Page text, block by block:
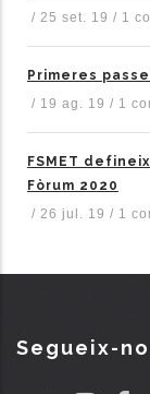
/ 25 set. 19 / 1
Primeres
/ 19 ag. 19 / 1
FSMET
Fòrum 2020
/ 26 jul. 19 / 1
Segueix-